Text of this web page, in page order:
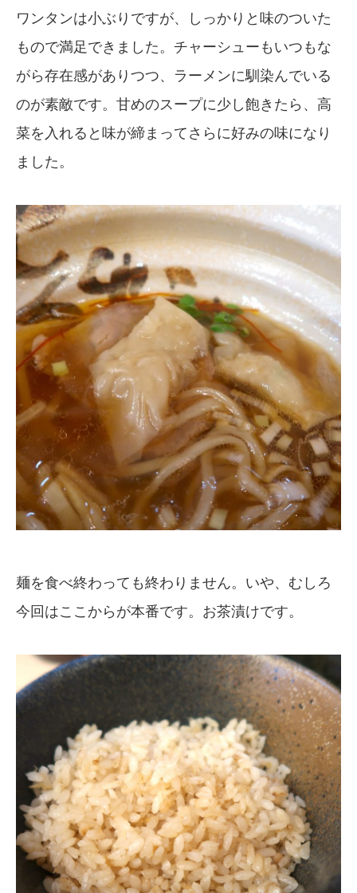
ワンタンは小ぶりですが、しっかりと味のついた
もので満足できました。チャーシューもいつもな
がら存在感がありつつ、ラーメンに馴染んでいる
のが素敵です。甘めのスープに少し飽きたら、高
菜を入れると味が締まってさらに好みの味になり
ました。
麺を食べ終わっても終わりません。いや、むしろ
今回はここからが本番です。お茶漬けです。